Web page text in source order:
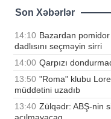
Son Xəbərlər
14:10 Bazardan
dadlısını seçməyin sirri
14:00 Qarpızı
13:50 "Roma" klubu
müddətini uzadıb
13:40 Zülqədr: ABŞ-nin